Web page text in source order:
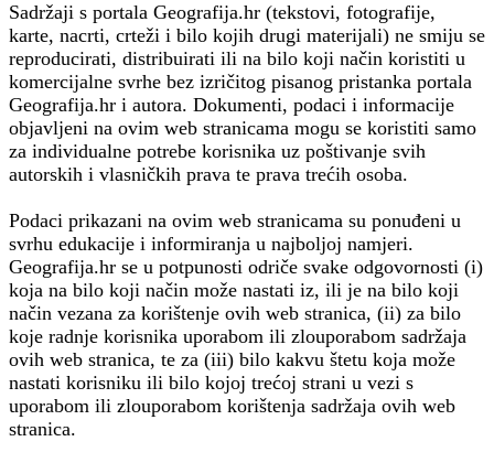
Sadržaji s portala Geografija.hr (tekstovi, fotografije,
karte, nacrti, crteži i bilo kojih drugi materijali) ne smiju se
reproducirati, distribuirati ili na bilo koji način koristiti u
komercijalne svrhe bez izričitog pisanog pristanka portala
Geografija.hr i autora. Dokumenti, podaci i informacije
objavljeni na ovim web stranicama mogu se koristiti samo
za individualne potrebe korisnika uz poštivanje svih
autorskih i vlasničkih prava te prava trećih osoba.
Podaci prikazani na ovim web stranicama su ponuđeni u
svrhu edukacije i informiranja u najboljoj namjeri.
Geografija.hr se u potpunosti odriče svake odgovornosti (i)
koja na bilo koji način može nastati iz, ili je na bilo koji
način vezana za korištenje ovih web stranica, (ii) za bilo
koje radnje korisnika uporabom ili zlouporabom sadržaja
ovih web stranica, te za (iii) bilo kakvu štetu koja može
nastati korisniku ili bilo kojoj trećoj strani u vezi s
uporabom ili zlouporabom korištenja sadržaja ovih web
stranica.